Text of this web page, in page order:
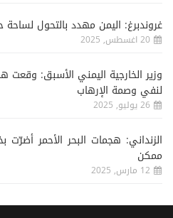
غروندبرغ: اليمن مهدد بالتحول لساحة
20 اغسطس, 2025
وزير الخارجية اليمني الأسبق:
لنفي وصمة الإرهاب
26 يوليو, 2025
الزنداني: هجمات البحر الأحمر أضرّت
ممكن
12 مارس, 2025